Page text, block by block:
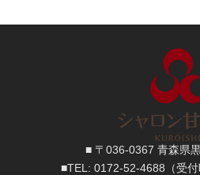
■ 〒036-0367 青森県
■TEL: 0172-52-4688 （受